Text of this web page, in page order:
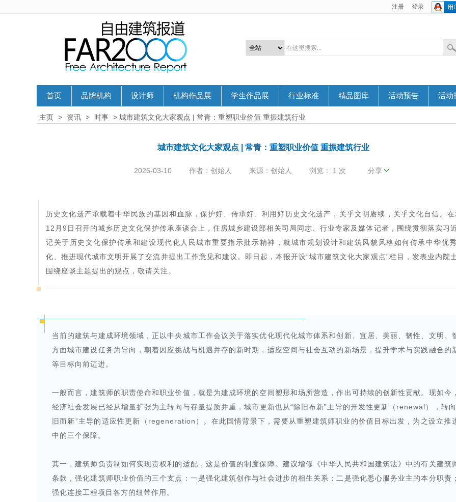
登录
注册
首页 品牌机构 设计师 机构作品展 学生作品展 行业标准 精品图库 活动预告 活动
主页 > 资讯 > 时事 > 城市建筑文化大家观点 | 常青：重塑职业价值 重振建筑行业
城市建筑文化大家观点 | 常青：重塑职业价值 重振建筑行业
2026-03-10 作者：创始人 来源：创始人 浏览： 1 次 分享
历史文化遗产承载着中华民族的基因和血脉，保护好、传承好、利用好历史文化遗产，关乎文明赓续，关乎文化自信。
12月9日召开的城乡历史文化保护传承座谈会上，住房城乡建设部相关司局同志、行业专家及媒体记者，围绕贯彻落实习
记关于历史文化保护传承和建设现代化人民城市重要指示批示精神，就城市规划设计和建筑风貌风格如何传承中华优
化、推进现代城市文明开展了交流并提出工作意见和建议。即日起，本报开设“城市建筑文化大家观点”栏目，发表业内院
围绕座谈主题提出的观点，敬请关注。
当前的建筑与建成环境领域，正以中央城市工作会议关于落实优化现代化城市体系和创新、宜居、美丽、韧性、文明、
方面城市建设任务为导向，朝着因应挑战与机遇并存的新时期，适应空间与社会互动的新场景，提升学术与实践融合的
等目标向前迈进。
一般而言，建筑师的职责使命和职业价值，就是为建成环境的空间塑形和场所营造，作出可持续的创新性贡献。现如今
经济社会发展已经从增量扩张为主转向与存量提质并重，城市更新也从“除旧布新”主导的开发性更新（renewal），转向
旧而新”主导的适应性更新（regeneration）。在此国情背景下，需要从重塑建筑师职业的价值目标出发，为之设立推
中的三个保障。
其一，建筑师负责制如何实现责权利的适配，这是价值的制度保障。建议增修《中华人民共和国建筑法》中的有关建筑
条款，强化建筑师职业价值的三个支点：一是强化建筑创作与社会进步的相生关系；二是强化悉心服务业主的本分职责
强化连接工程项目各方的纽带作用。